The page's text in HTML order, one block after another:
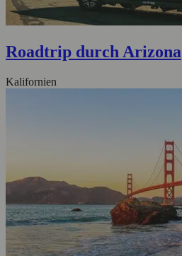
Roadtrip durch Arizona
Kalifornien